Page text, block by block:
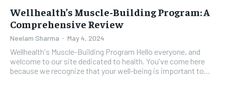
Wellhealth’s Muscle-Building Program: A
Comprehensive Review
Neelam Sharma - May 4, 2024
Wellhealth's Muscle-Building Program Hello everyone, and
welcome to our site dedicated to health. You've come here
because we recognize that your well-being is important to...